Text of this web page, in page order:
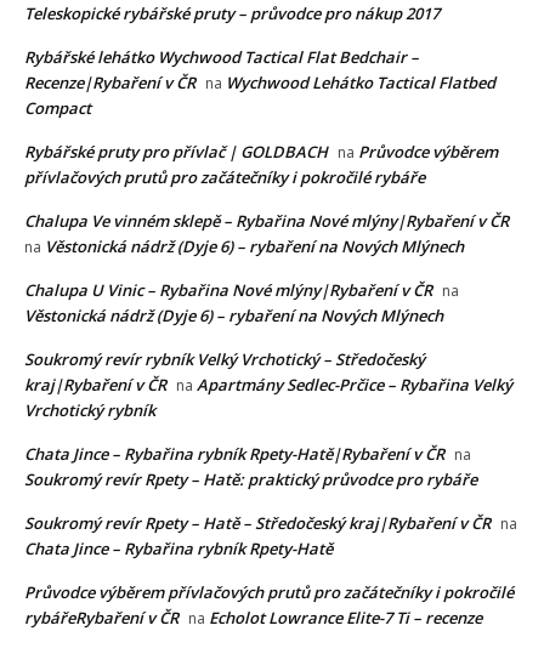
Teleskopické rybářské pruty – průvodce pro nákup 2017
Rybářské lehátko Wychwood Tactical Flat Bedchair –
Recenze|Rybaření v ČR na Wychwood Lehátko Tactical Flatbed
Compact
Rybářské pruty pro přívlač | GOLDBACH na Průvodce výběrem
přívlačových prutů pro začátečníky i pokročilé rybáře
Chalupa Ve vinném sklepě – Rybařina Nové mlýny|Rybaření v ČR
na Věstonická nádrž (Dyje 6) – rybaření na Nových Mlýnech
Chalupa U Vinic – Rybařina Nové mlýny|Rybaření v ČR na
Věstonická nádrž (Dyje 6) – rybaření na Nových Mlýnech
Soukromý revír rybník Velký Vrchotický – Středočeský
kraj|Rybaření v ČR na Apartmány Sedlec-Prčice – Rybařina Velký
Vrchotický rybník
Chata Jince – Rybařina rybník Rpety-Hatě|Rybaření v ČR na
Soukromý revír Rpety – Hatě: praktický průvodce pro rybáře
Soukromý revír Rpety – Hatě – Středočeský kraj|Rybaření v ČR na
Chata Jince – Rybařina rybník Rpety-Hatě
Průvodce výběrem přívlačových prutů pro začátečníky i pokročilé
rybářeRybaření v ČR na Echolot Lowrance Elite-7 Ti – recenze